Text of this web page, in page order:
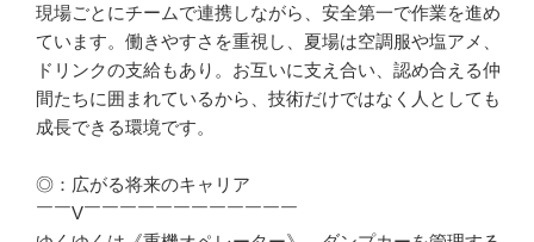
現場ごとにチームで連携しながら、安全第一で作業を進め
ています。働きやすさを重視し、夏場は空調服や塩アメ、
ドリンクの支給もあり。お互いに支え合い、認め合える仲
間たちに囲まれているから、技術だけではなく人としても
成長できる環境です。
◎：広がる将来のキャリア
￣￣V￣￣￣￣￣￣￣￣￣￣￣￣